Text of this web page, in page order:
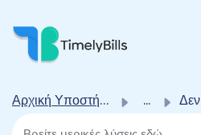
Μετάβαση Στο Κύριο Περιεχόμενο
Αρχική Υποστήριξης ... Δεν